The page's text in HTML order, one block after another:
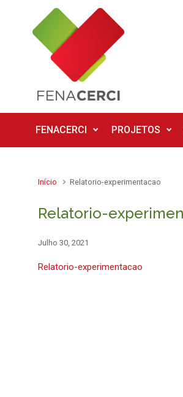
Skip to main content
FENACERCI PROJETOS
Início Relatorio-experimentacao
Relatorio-
Julho 30, 2021
Relatorio-experimentacao